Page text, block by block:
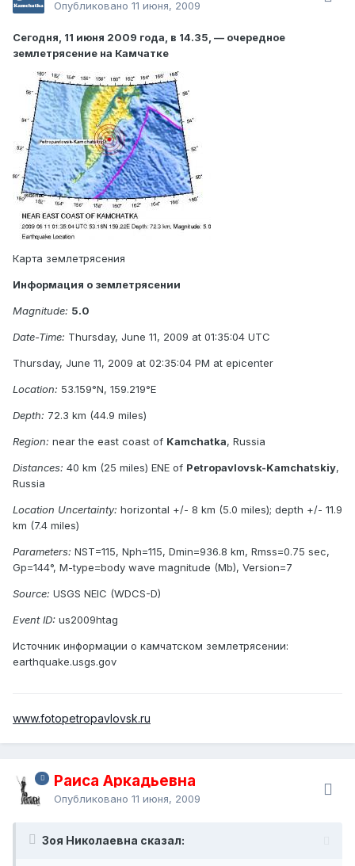
Опубликовано 11 июня, 2009
Сегодня, 11 июня 2009 года, в 14.35, — очередное
землетрясение на Камчатке
Карта землетрясения
Информация о землетрясении
Magnitude: 5.0
Date-Time: Thursday, June 11, 2009 at 01:35:04 UTC
Thursday, June 11, 2009 at 02:35:04 PM at epicenter
Location: 53.159°N, 159.219°E
Depth: 72.3 km (44.9 miles)
Region: near the east coast of Kamchatka, Russia
Distances: 40 km (25 miles) ENE of Petropavlovsk-Kamchatskiy,
Russia
Location Uncertainty: horizontal +/- 8 km (5.0 miles); depth +/- 11.9
km (7.4 miles)
Parameters: NST=115, Nph=115, Dmin=936.8 km, Rmss=0.75 sec,
Gp=144°, M-type=body wave magnitude (Mb), Version=7
Source: USGS NEIC (WDCS-D)
Event ID: us2009htag
Источник информации о камчатском землетрясении:
earthquake.usgs.gov
www.fotopetropavlovsk.ru
Раиса Аркадьевна
Опубликовано 11 июня, 2009
Зоя Николаевна сказал: